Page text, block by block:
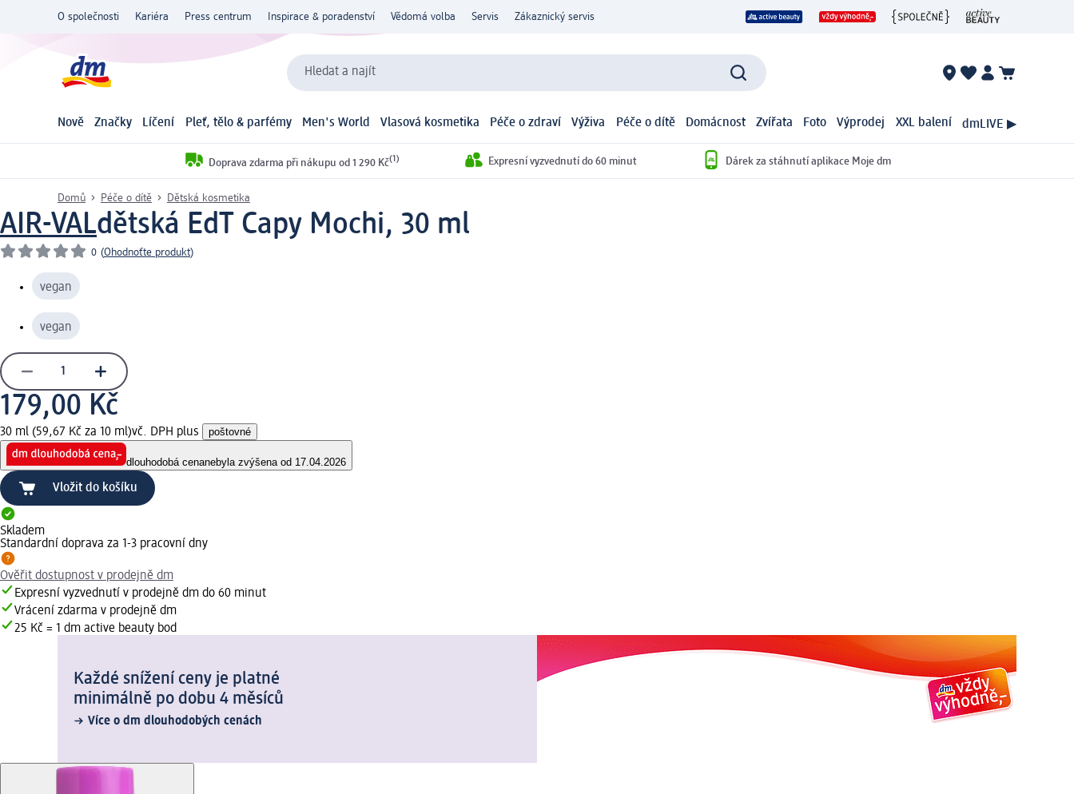
O společnosti Kariéra Press centrum Inspirace & poradenství Vědomá volba Servis Zákaznický servis
Hledat a najít
Nově Značky Líčení Pleť, tělo & parfémy Men's World Vlasová kosmetika Péče o zdraví Výživa Péče o dítě Domácnost Zvířata Foto Výprodej XXL balení dmLIVE ▶
Doprava zdarma při nákupu od 1 290 Kč(1) Expresní vyzvednutí do 60 minut Dárek za stáhnutí aplikace Moje dm
Domů Péče o dítě Dětská kosmetika
AIR-VALdětská EdT Capy Mochi, 30 ml
0 (Ohodnoťte produkt)
vegan
vegan
179,00 Kč
30 ml (59,67 Kč za 10 ml)vč. DPH plus poštovné
dlouhodobá cenanebyla zvýšena od 17.04.2026
Vložit do košíku
Skladem
Standardní doprava za 1-3 pracovní dny
Ověřit dostupnost v prodejně dm
Expresní vyzvednutí v prodejně dm do 60 minut
Vrácení zdarma v prodejně dm
25 Kč = 1 dm active beauty bod
Každé snížení ceny je platné
minimálně po dobu 4 měsíců
Více o dm dlouhodobých cenách